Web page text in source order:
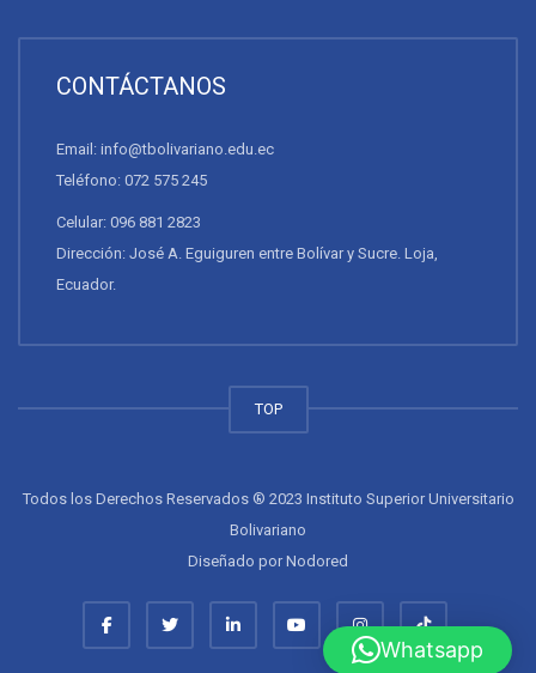
CONTÁCTANOS
Email: info@tbolivariano.edu.ec
Teléfono: 072 575 245
Celular: 096 881 2823
Dirección: José A. Eguiguren entre Bolívar y Sucre. Loja,
Ecuador.
TOP
Todos los Derechos Reservados ® 2023 Instituto Superior Universitario
Bolivariano
Diseñado porNodored
Whatsapp